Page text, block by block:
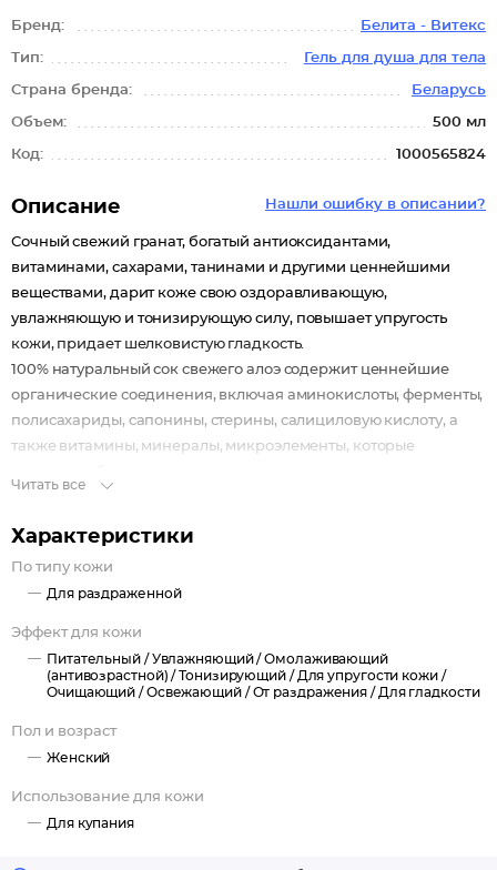
Бренд: Белита - Витекс
Тип: Гель для душа для тела
Страна бренда: Беларусь
Объем: 500 мл
Код: 1000565824
Нашли ошибку в описании?
Описание
Сочный свежий гранат, богатый антиоксидантами,
витаминами, сахарами, танинами и другими ценнейшими
веществами, дарит коже свою оздоравливающую,
увлажняющую и тонизирующую силу, повышает упругость
кожи, придает шелковистую гладкость.
100% натуральный сок свежего алоэ содержит ценнейшие
органические соединения, включая аминокислоты, ферменты,
полисахариды, сапонины, стерины, салициловую кислоту, а
также витамины, минералы, микроэлементы, которые
Гель для душа с ярким ароматом вкусного граната заботливо и
тщательно очищает кожу, оставляя ощущение невероятной
свежести и чистоты.
Душистая густая пена окутывает кожу легким облаком,
бережно очищает без пересушивания и раздражения и легко
смывается, обеспечивая супернастроение и бодрость на весь
день.
Читать все
Характеристики
По типу кожи
Для раздраженной
Эффект для кожи
Питательный /Увлажняющий /Омолаживающий
(антивозрастной) /Тонизирующий / Для упругости кожи /
Очищающий /Освежающий /От раздражения / Для гладкости
Пол и возраст
Женский
Использование для кожи
Для купания